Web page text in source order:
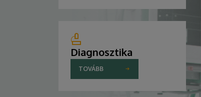
Diagnosztika
TOVÁBB